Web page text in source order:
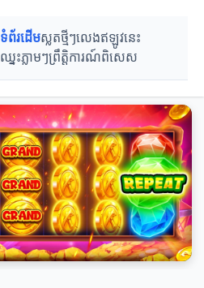
ទំព័រដើមស្លតថ្មីៗលេងឥឡូវនេះ
ឈ្នះភ្លាមៗព្រឹត្តិការណ៍ពិសេស